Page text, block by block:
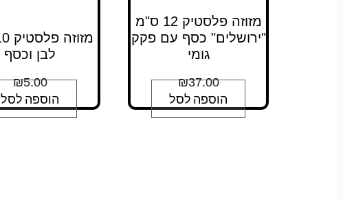
מזוזה פלסטיק 12 ס"מ
"ירושלים" כסף עם פקק
גומי
₪37.00
הוספה לסל
לבן וכסף
₪5.00
הוספה לסל